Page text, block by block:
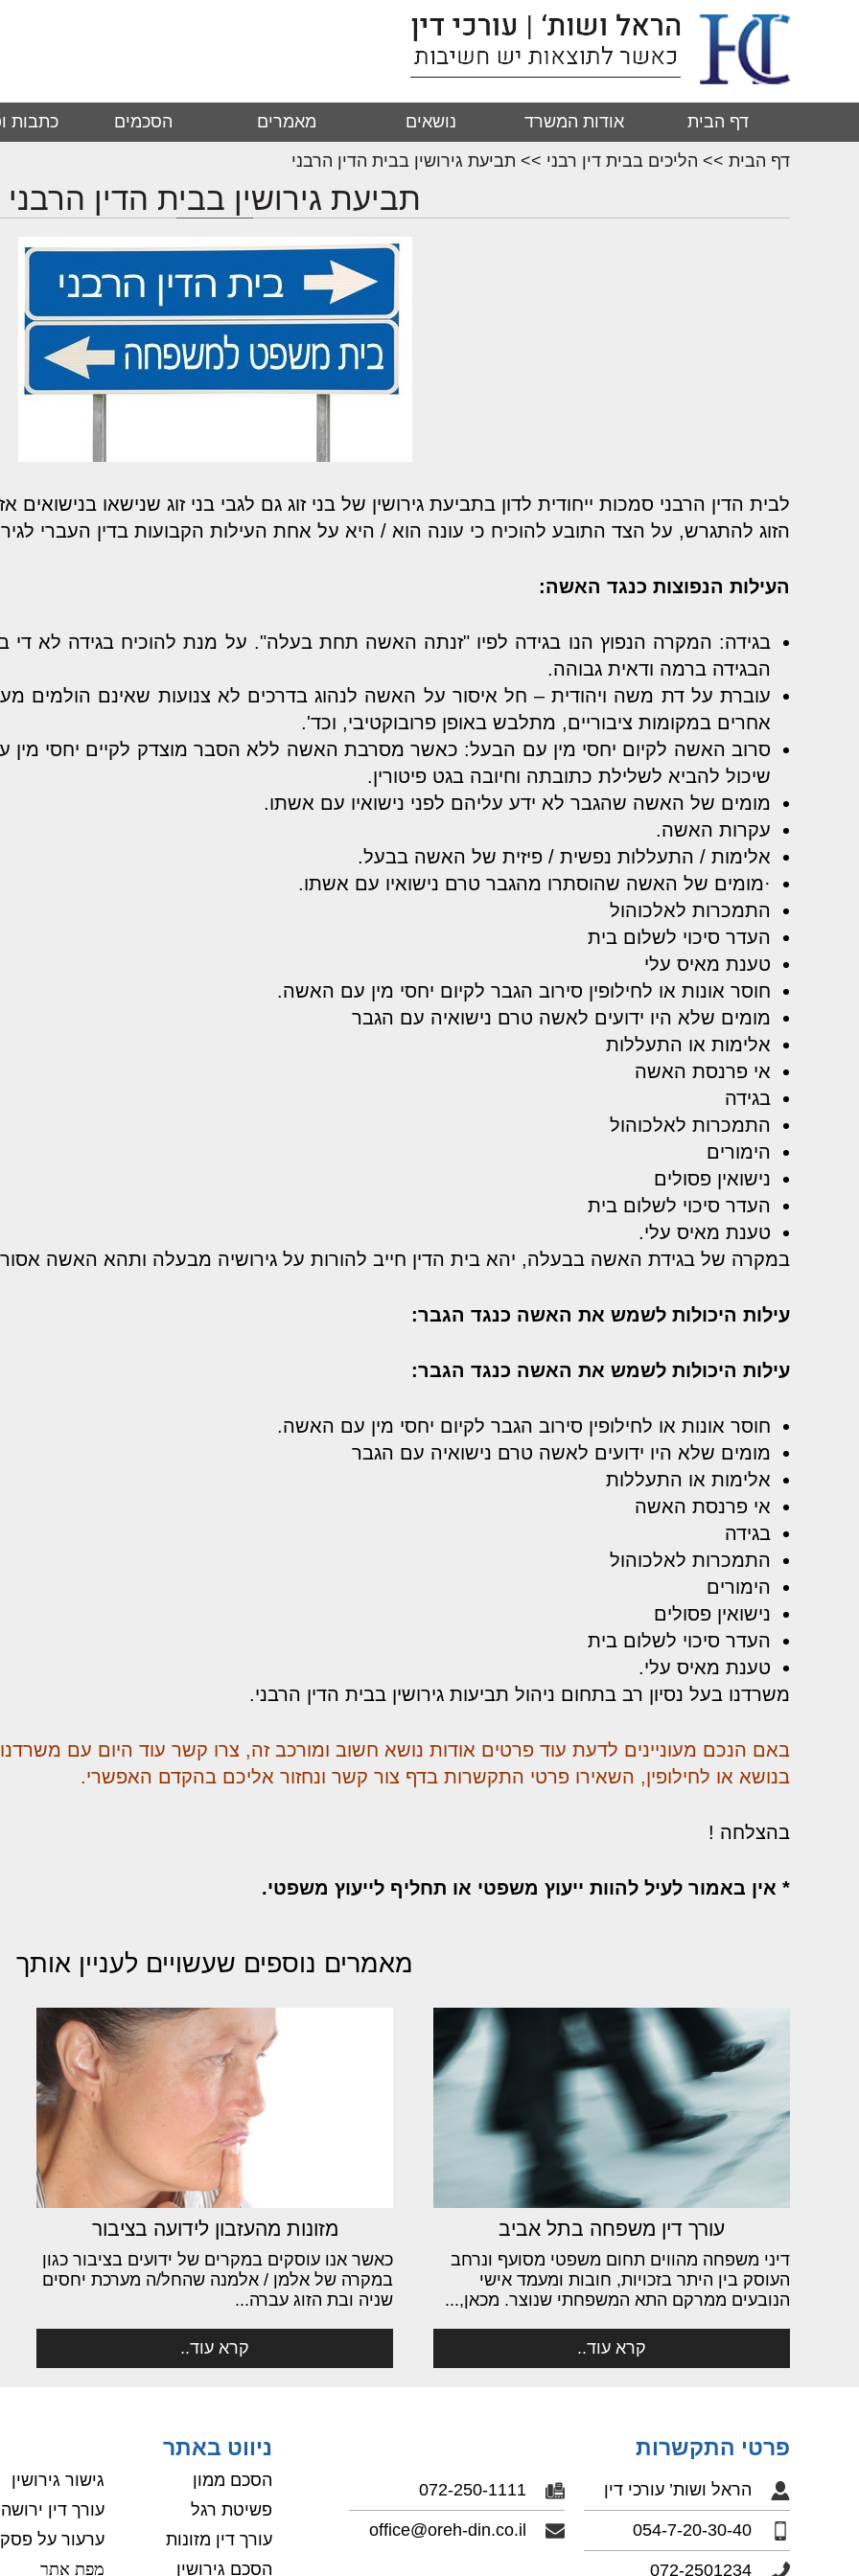
דף הבית אודות המשרד נושאים מאמרים הסכמים כתבות
דף הבית >> הליכים בבית דין רבני >> תביעת גירושין בבית הדין הרבני
תביעת גירושין בבית הדין הרבני
לבית הדין הרבני סמכות ייחודית לדון בתביעת גירושין של בני זוג גם לגבי בני זוג שנישאו
הזוג להתגרש, על הצד התובע להוכיח כי עונה הוא / היא על אחת העילות הקבועות בדין העברי
העילות הנפוצות כנגד האשה:
בגידה: המקרה הנפוץ הנו בגידה לפיו "זנתה האשה תחת בעלה". על מנת להוכיח בגידה לא
הבגידה ברמה ודאית גבוהה.
עוברת על דת משה ויהודית – חל איסור על האשה לנהוג בדרכים לא צנועות שאינם הולמים
אחרים במקומות ציבוריים, מתלבש באופן פרובוקטיבי, וכד'.
סרוב האשה לקיום יחסי מין עם הבעל: כאשר מסרבת האשה ללא הסבר מוצדק לקיים יחסי מין
שיכול להביא לשלילת כתובתה וחיובה בגט פיטורין.
מומים של האשה שהגבר לא ידע עליהם לפני נישואיו עם אשתו.
עקרות האשה.
אלימות / התעללות נפשית / פיזית של האשה בבעל.
·מומים של האשה שהוסתרו מהגבר טרם נישואיו עם אשתו.
התמכרות לאלכוהול
העדר סיכוי לשלום בית
טענת מאיס עלי
חוסר אונות או לחילופין סירוב הגבר לקיום יחסי מין עם האשה.
מומים שלא היו ידועים לאשה טרם נישואיה עם הגבר
אלימות או התעללות
אי פרנסת האשה
בגידה
התמכרות לאלכוהול
הימורים
נישואין פסולים
העדר סיכוי לשלום בית
טענת מאיס עלי.
במקרה של בגידת האשה בבעלה, יהא בית הדין חייב להורות על גירושיה מבעלה ותהא האשה
עילות היכולות לשמש את האשה כנגד הגבר:
עילות היכולות לשמש את האשה כנגד הגבר:
חוסר אונות או לחילופין סירוב הגבר לקיום יחסי מין עם האשה.
מומים שלא היו ידועים לאשה טרם נישואיה עם הגבר
אלימות או התעללות
אי פרנסת האשה
בגידה
התמכרות לאלכוהול
הימורים
נישואין פסולים
העדר סיכוי לשלום בית
טענת מאיס עלי.
משרדנו בעל נסיון רב בתחום ניהול תביעות גירושין בבית הדין הרבני.
באם הנכם מעוניינים לדעת עוד פרטים אודות נושא חשוב ומורכב זה, צרו קשר עוד היום עם
בנושא או לחילופין, השאירו פרטי התקשרות בדף צור קשר ונחזור אליכם בהקדם האפשרי.
בהצלחה !
* אין באמור לעיל להוות ייעוץ משפטי או תחליף לייעוץ משפטי.
מאמרים נוספים שעשויים לעניין אותך
עורך דין משפחה בתל אביב
דיני משפחה מהווים תחום משפטי מסועף ונרחב
העוסק בין היתר בזכויות, חובות ומעמד אישי
הנובעים ממרקם התא המשפחתי שנוצר. מכאן,...
קרא עוד..
מזונות מהעזבון לידועה בציבור
כאשר אנו עוסקים במקרים של ידועים בציבור כגון
במקרה של אלמן / אלמנה שהחל/ה מערכת יחסים
שניה ובת הזוג עברה...
קרא עוד..
פרטי התקשרות
הראל ושות’ עורכי דין
054-7-20-30-40
072-2501234
072-250-1111
office@oreh-din.co.il
ניווט באתר
הסכם ממון
פשיטת רגל
עורך דין מזונות
הסכם גירושין
גישור גירושין
עורך דין ירושה
ערעור על
מפת אתר